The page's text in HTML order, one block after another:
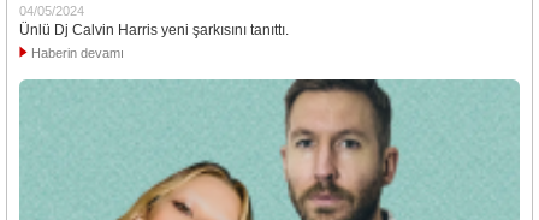
04/05/2024
Ünlü Dj Calvin Harris yeni şarkısını tanıttı.
Haberin devamı